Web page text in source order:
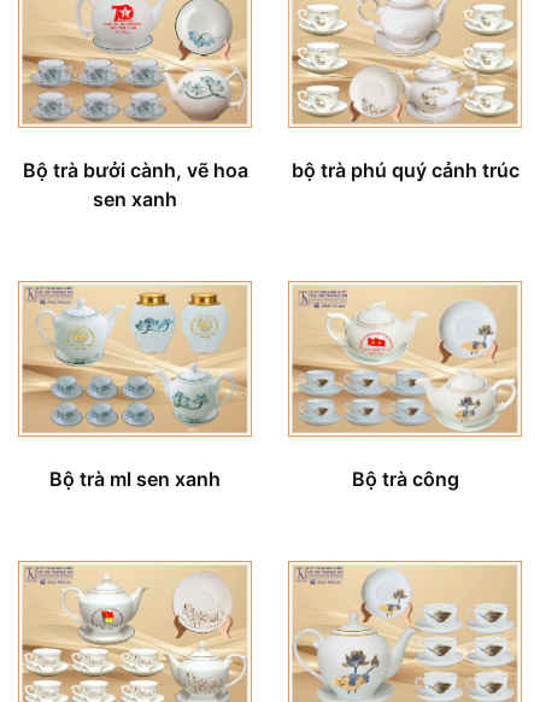
Bộ trà bưởi cành, vẽ hoa
sen xanh
bộ trà phú quý cảnh trúc
Bộ trà ml sen xanh Bộ trà công